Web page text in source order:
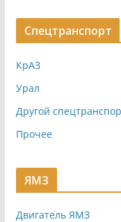
Спецтранспорт
КрАЗ
Урал
Другой
Прочее
ЯМЗ
Двигатель ЯМЗ